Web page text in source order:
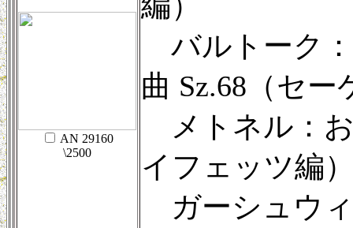
AN 29160
\2500
バルトーク
曲 Sz.68（セー
メトネル：お
イフェッツ編
ガーシュウ